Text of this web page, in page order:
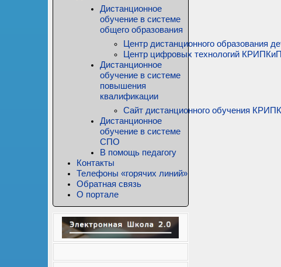
Дистанционное
обучение в системе
общего образования
Центр дистанционного образования
Центр цифровых технологий
Дистанционное
обучение в системе
повышения
квалификации
Сайт дистанционного обучения
Дистанционное
обучение в системе
СПО
В помощь педагогу
Контакты
Телефоны «горячих линий»
Обратная связь
О портале